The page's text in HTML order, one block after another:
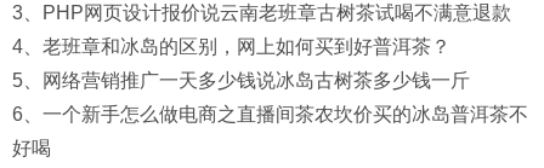
3、
PHP网页设计报价说云南老班章古树茶试喝不满意退款
4、 老班章和冰岛的区别，网上如何买到好普洱茶？
5、
网络营销推广一天多少钱说冰岛古树茶多少钱一斤
6、 一个新手怎么做电商之直播间茶农坎价买的冰岛普洱茶不
好喝